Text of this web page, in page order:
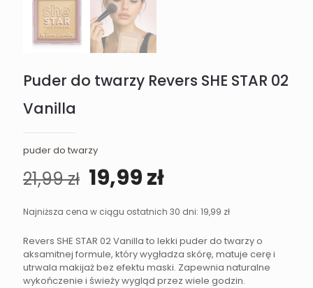
Puder do twarzy Revers SHE STAR 02
Vanilla
puder do twarzy
21,99zł Pierwotna
cena
wynosiła:
21,99 zł.
19,99złAktualna
wynosi:
19,99 zł.
Najniższa cena w ciągu ostatnich 30 dni: 19,99 zł
Revers SHE STAR 02 Vanilla to lekki puder do twarzy o
aksamitnej formule, który wygładza skórę, matuje cerę i
utrwala makijaż bez efektu maski. Zapewnia naturalne
wykończenie i świeży wygląd przez wiele godzin.